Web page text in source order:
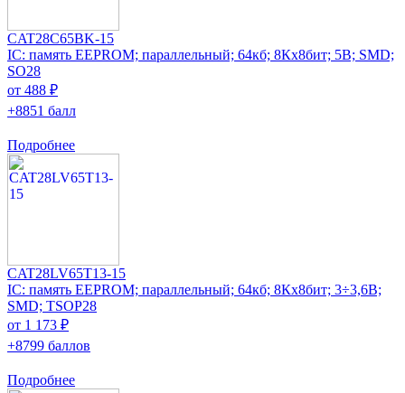
CAT28C65BK-15
IC: память EEPROM; параллельный; 64кб; 8Кx8бит; 5В; SMD;
SO28
от 488 ₽
+8851 балл
Подробнее
CAT28LV65T13-15
IC: память EEPROM; параллельный; 64кб; 8Кx8бит; 3÷3,6В;
SMD; TSOP28
от 1 173 ₽
+8799 баллов
Подробнее